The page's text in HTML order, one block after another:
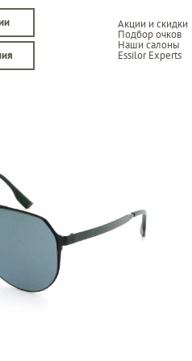
Акции и скидки
Подбор очков
Наши салоны
Essilor Experts